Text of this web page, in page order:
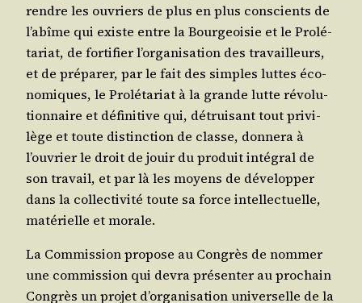
rendre les ouvriers de plus en plus conscients de
l’abîme qui existe entre la Bour­geoi­sie et le Pro­lé­
ta­riat, de for­ti­fier l’organisation des tra­vailleurs,
et de pré­pa­rer, par le fait des simples luttes éco­
no­miques, le Pro­lé­ta­riat à la grande lutte révo­lu­
tion­naire et défi­ni­tive qui, détrui­sant tout pri­vi­
lège et toute dis­tinc­tion de classe, don­ne­ra à
l’ouvrier le droit de jouir du pro­duit inté­gral de
son tra­vail, et par là les moyens de déve­lop­per
dans la col­lec­ti­vi­té toute sa force intel­lec­tuelle,
maté­rielle et morale.
La Com­mis­sion pro­pose au Congrès de nom­mer
une com­mis­sion qui devra pré­sen­ter au pro­chain
Congrès un pro­jet d’organisation uni­ver­selle de la